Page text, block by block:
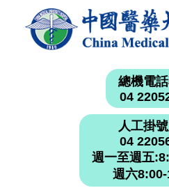
總機電
04
人工掛
04
週一至週五
週六